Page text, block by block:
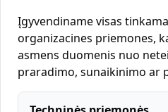
Įgyvendiname visas
organizacines priemones,
asmens duomenis nuo
praradimo, sunaikinimo ar